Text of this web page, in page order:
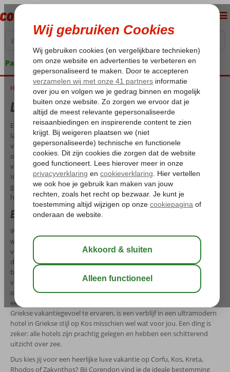
Pakketgarantie
Home Luxe vakantie Griekenland
Luxe vakantie Griekenland
Een luxe vakantie naar Griekenland, wie wil dat nou niet? Onder het
label ‘Premium Selection’ hebben wij de beste 4- en 5-sterrenhotels
van Griekenland geselecteerd om jou een geweldige en
onvergetelijke vakantie te bezorgen. Je kunt onder andere op basis
van Logies en Ontbijt, Halfpension, All Inclusive en zelfs Ultra All
Inclusive in een van onze prachtige hotels verblijven. Bekijk op je
gemak ons uitgebreide aanbod en maak je keuze uit onze exclusieve
hotels.
Exclusieve hotels in Griekenland
Wil je jouw volgende vakantie doorbrengen in een luxe resort, maar
weet je nog niet precies op welk Grieks eiland? Corendon biedt op
verschillende bestemmingen ‘Premium Selection’ hotels aan. Wat
dacht je van een verblijf in een gloednieuw en luxe hotel op Corfu op
basis van Ultra All Inclusive? Of wil jij ultiem ontspannen en ga je
voor een relaxvakantie in een luxe resort met een heus Spa Center
op Kreta of Zakynthos? Je kunt er ook voor kiezen om te verblijven in
een suite in een luxe 5-sterrenhotel op Rhodos. En om het echte
Griekse vakantiegevoel te ervaren, is een verblijf in een ultramodern
hotel in Griekse stijl op Kos misschien wel wat voor jou. Een ding is
zeker: alle hotels zijn prachtig gelegen en hebben een schitterend
uitzicht over zee.
Dus kies jij voor een heerlijke luxe vakantie op Corfu, Kos, Kreta,
Rhodos of Zakynthos? Bij Corendon vind je de ideale bestemming